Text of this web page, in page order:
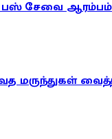
பஸ் சேவை ஆரம்பம்